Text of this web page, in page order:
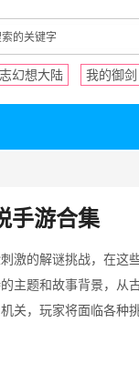
幻想大陆 我的御
手游合集
激的解谜挑战，在这
主题和故事背景，从
关，玩家将面临各种